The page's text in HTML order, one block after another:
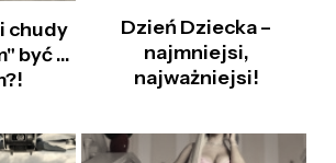
chudy
być …
Dzień Dziecka –
najmniejsi,
najważniejsi!